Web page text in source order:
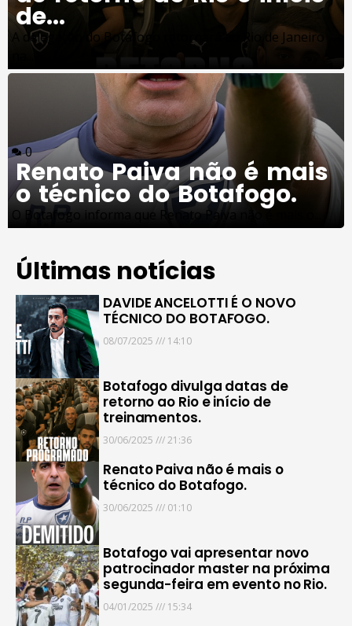
de...
A delegação do Botafogo retornará ao Rio de Janeiro
0
Renato Paiva não é mais
o técnico do Botafogo.
O Botafogo informa que Renato Paiva não é mais o...
Últimas notícias
DAVIDE ANCELOTTI É O NOVO
TÉCNICO DO BOTAFOGO.
08/07/2025 14:10
Botafogo divulga datas de
retorno ao Rio e início de
treinamentos.
30/06/2025 21:36
Renato Paiva não é mais o
técnico do Botafogo.
30/06/2025 01:10
Botafogo vai apresentar novo
patrocinador master na próxima
segunda-feira em evento no Rio.
04/01/2025 15:34